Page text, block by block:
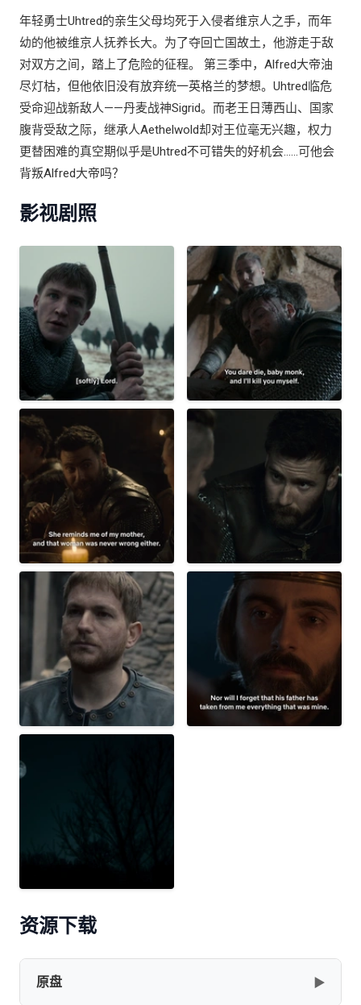
年轻勇士Uhtred的亲生父母均死于入侵者维京人之手，而年
幼的他被维京人抚养长大。为了夺回亡国故土，他游走于敌
对双方之间，踏上了危险的征程。 第三季中，Alfred大帝油
尽灯枯，但他依旧没有放弃统一英格兰的梦想。Uhtred临危
受命迎战新敌人——丹麦战神Sigrid。而老王日薄西山、国家
腹背受敌之际，继承人Aethelwold却对王位毫无兴趣，权力
更替困难的真空期似乎是Uhtred不可错失的好机会……可他会
背叛Alfred大帝吗？
影视剧照
资源下载
原盘 ▶